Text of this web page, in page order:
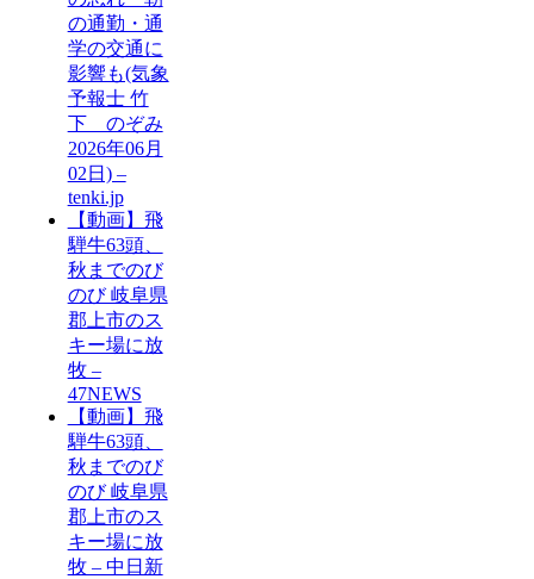
の通勤・通
学の交通に
影響も(気象
予報士 竹
下 のぞみ
2026年06月
02日) –
tenki.jp
【動画】飛
騨牛63頭、
秋までのび
のび 岐阜県
郡上市のス
キー場に放
牧 –
47NEWS
【動画】飛
騨牛63頭、
秋までのび
のび 岐阜県
郡上市のス
キー場に放
牧 – 中日新